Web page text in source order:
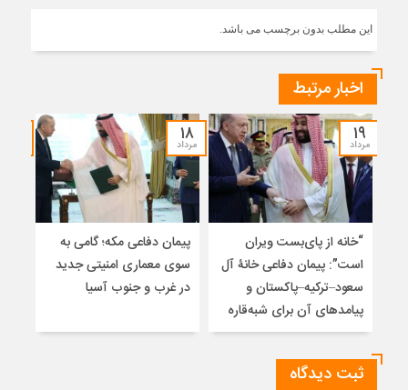
این مطلب بدون برچسب می باشد.
اخبار مرتبط
۱۹
مرداد
“خانه از پای‌بست ویران
است”: پیمان دفاعی خانۀ آل
سعود–ترکیه–پاکستان و
پیامدهای آن برای شبه‌قاره
۱۸
مرداد
پیمان دفاعی مکه؛ گامی به
سوی معماری امنیتی جدید
در غرب و جنوب آسیا
ثبت دیدگاه